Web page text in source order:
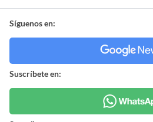
Síguenos en:
Suscríbete en: